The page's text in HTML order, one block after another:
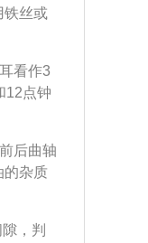
铁丝或
如果
急措
有的
然后将
的东
多引起
在草酸
洗剂
辆启
看作3
12点钟
握住
相同的
练
真实
好方
后曲轴
的杂质
效果
、
缸体
，判